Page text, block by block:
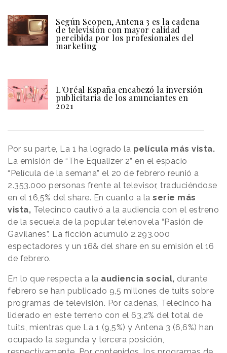
Según Scopen, Antena 3 es la cadena
de televisión con mayor calidad
percibida por los profesionales del
marketing
L'Oréal España encabezó la inversión
publicitaria de los anunciantes en
2021
Por su parte, La 1 ha logrado la película más vista.
La emisión de “The Equalizer 2” en el espacio
“Película de la semana” el 20 de febrero reunió a
2.353.00o personas frente al televisor, traduciéndose
en el 16,5% del share. En cuanto a la serie más
vista, Telecinco cautivó a la audiencia con el estreno
de la secuela de la popular telenovela “Pasión de
Gavilanes”. La ficción acumuló 2.293.000
espectadores y un 16& del share en su emisión el 16
de febrero.
En lo que respecta a la audiencia social, durante
febrero se han publicado 9,5 millones de tuits sobre
programas de televisión. Por cadenas, Telecinco ha
liderado en este terreno con el 63,2% del total de
tuits, mientras que La 1 (9,5%) y Antena 3 (6,6%) han
ocupado la segunda y tercera posición,